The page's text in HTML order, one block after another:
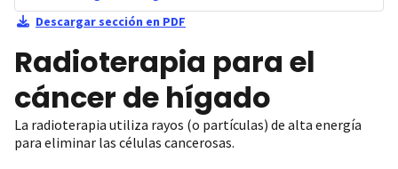
Descargar sección en PDF
Radioterapia para el
cáncer de hígado
La radioterapia utiliza rayos (o partículas) de alta energía
para eliminar las células cancerosas.